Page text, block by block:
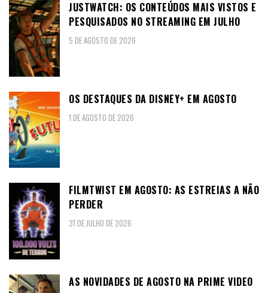
JUSTWATCH: OS CONTEÚDOS MAIS VISTOS E
PESQUISADOS NO STREAMING EM JULHO
5 DE AGOSTO DE 2026
OS DESTAQUES DA DISNEY+ EM AGOSTO
1 DE AGOSTO DE 2026
FILMTWIST EM AGOSTO: AS ESTREIAS A NÃO
PERDER
31 DE JULHO DE 2026
AS NOVIDADES DE AGOSTO NA PRIME VIDEO